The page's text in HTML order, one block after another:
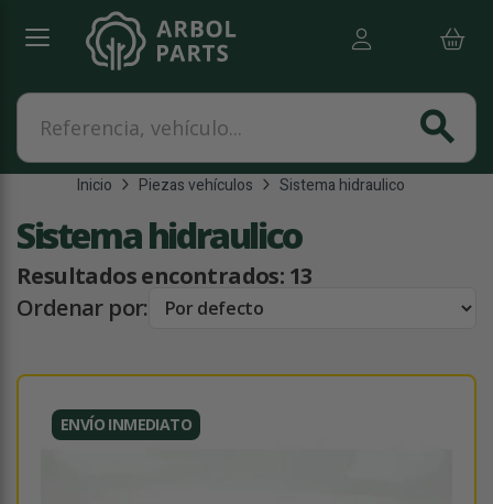
Referencia, vehículo...
search
Inicio Piezas vehículos Sistema hidraulico
Sistema hidraulico
Resultados encontrados: 13
Ordenar por:
ENVÍO INMEDIATO